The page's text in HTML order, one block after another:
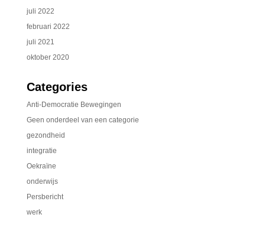
juli 2022
februari 2022
juli 2021
oktober 2020
Categories
Anti-Democratie Bewegingen
Geen onderdeel van een categorie
gezondheid
integratie
Oekraïne
onderwijs
Persbericht
werk